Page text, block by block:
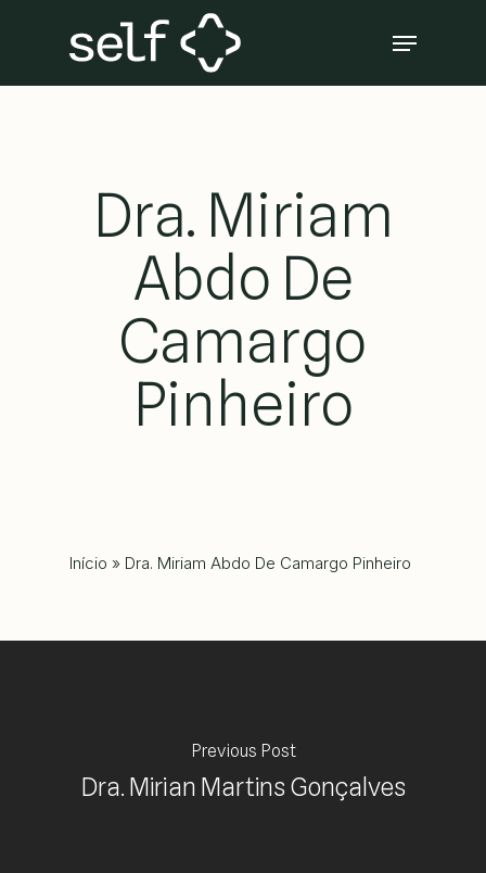
Menu
Dra. Miriam
Abdo De
Camargo
Pinheiro
Início » Dra. Miriam Abdo De Camargo Pinheiro
Previous Post
Dra. Mirian Martins Gonçalves